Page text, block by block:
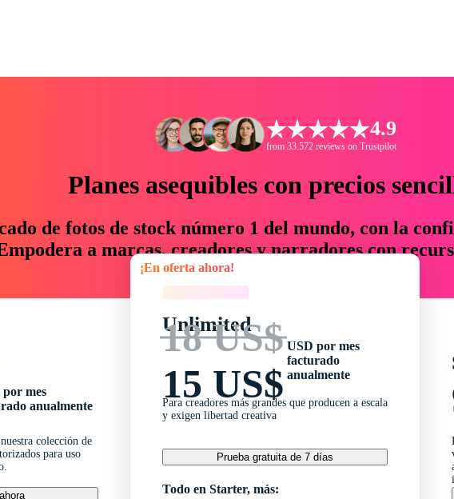
4.9
from 33.572 reviews on Trustpilot
Planes asequibles con precios
de fotos de stock número 1 del mundo, con la
a marcas, creadores y narradores con
un 76 % en tiempo y presupuesto.
mes
anualmente
colección de
para uso
¡En oferta ahora!
Unlimited
18 US$
15 US$
USD por mes
facturado
anualmente
Para creadores más grandes que producen a escala
y exigen libertad creativa
Prueba gratuita de 7 días
Todo en Starter, más: